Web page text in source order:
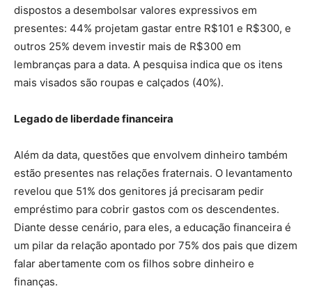
dispostos a desembolsar valores expressivos em
presentes: 44% projetam gastar entre R$101 e R$300, e
outros 25% devem investir mais de R$300 em
lembranças para a data. A pesquisa indica que os itens
mais visados são roupas e calçados (40%).
Legado de liberdade financeira
Além da data, questões que envolvem dinheiro também
estão presentes nas relações fraternais. O levantamento
revelou que 51% dos genitores já precisaram pedir
empréstimo para cobrir gastos com os descendentes.
Diante desse cenário, para eles, a educação financeira é
um pilar da relação apontado por 75% dos pais que dizem
falar abertamente com os filhos sobre dinheiro e
finanças.